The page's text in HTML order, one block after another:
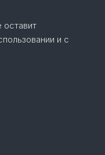
оставит
и с